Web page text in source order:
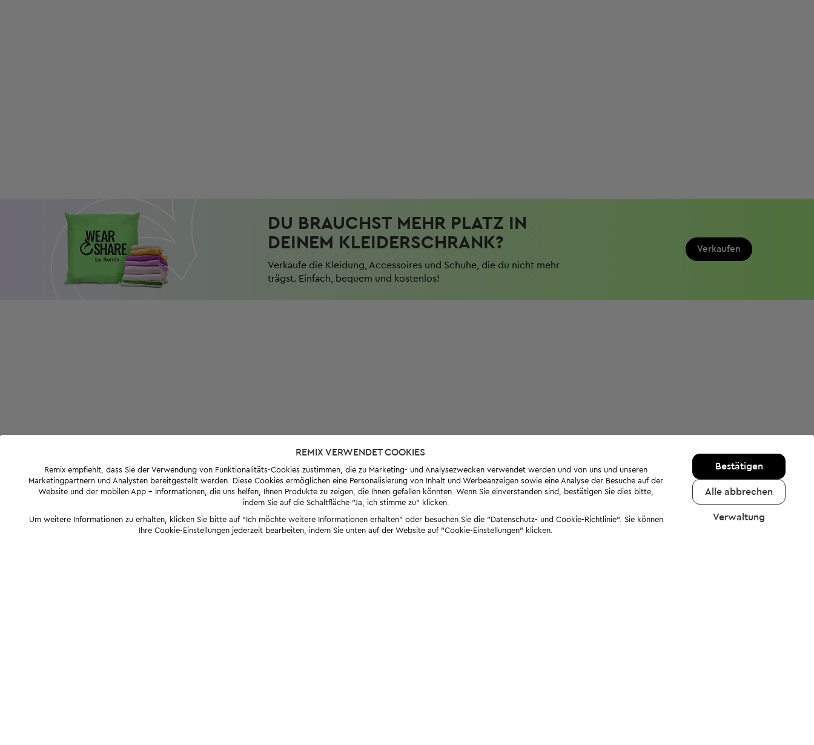
DU BRAUCHST MEHR PLATZ IN
DEINEM KLEIDERSCHRANK?
Verkaufe die Kleidung, Accessoires und Schuhe, die du nicht mehr
trägst. Einfach, bequem und kostenlos!
Verkaufen
REMIX VERWENDET COOKIES
Remix empfiehlt, dass Sie der Verwendung von Funktionalitäts-Cookies zustimmen, die zu Marketing- und Analysezwecken verwendet werden und von uns und unseren
Marketingpartnern und Analysten bereitgestellt werden. Diese Cookies ermöglichen eine Personalisierung von Inhalt und Werbeanzeigen sowie eine Analyse der Besuche auf der
Website und der mobilen App - Informationen, die uns helfen, Ihnen Produkte zu zeigen, die Ihnen gefallen könnten. Wenn Sie einverstanden sind, bestätigen Sie dies bitte,
indem Sie auf die Schaltfläche "Ja, ich stimme zu" klicken.
Um weitere Informationen zu erhalten, klicken Sie bitte auf "Ich möchte weitere Informationen erhalten" oder besuchen Sie die "Datenschutz- und Cookie-Richtlinie". Sie können
Ihre Cookie-Einstellungen jederzeit bearbeiten, indem Sie unten auf der Website auf "Cookie-Einstellungen" klicken.
Bestätigen
Alle abbrechen
Verwaltung